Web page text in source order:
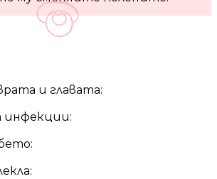
и главата:
инфекции: